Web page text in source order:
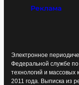
Реклама
Электронное
Федеральной службе
технологий и массовых
2011 года. Выписка из